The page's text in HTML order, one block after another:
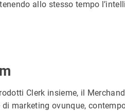
allo stesso tempo
Clerk insieme, il
marketing ovunque,